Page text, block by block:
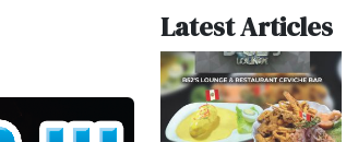
Latest Articles